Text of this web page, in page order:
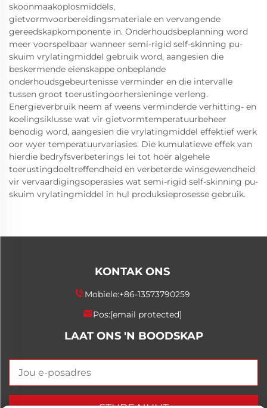
skoonmaakoplosmiddels,
gietvormvoorbereidingsmateriale en vervangende
gereedskapkomponente in. Onderhoudsbeplanning word
meer voorspelbaar wanneer semi-rigid self-skinning pu-
skuim vrylatingmiddel gebruik word, aangesien die
beskermende eienskappe onbeplande
onderhoudsgebeurtenisse verminder en die intervalle
tussen groot toerustingoorhersieninge verleng.
Energieverbruik neem af weens verminderde verhitting- en
koelingsiklusse wat vir gietvormtemperatuurbeheer
benodig word, aangesien die vrylatingmiddel effektief werk
oor wyer temperatuurvariasies. Die kumulatiewe effek van
hierdie bedryfsverbeterings lei tot hoër algehele
toerustingdoeltreffendheid en verbeterde winsgewendheid
vir vervaardigingsoperasies wat semi-rigid self-skinning pu-
skuim vrylatingmiddel in hul produksieprosesse gebruik.
KONTAK ONS
Mobiele:+86-13573790259
Pos:[email protected]
LAAT ONS 'N BOODSKAP